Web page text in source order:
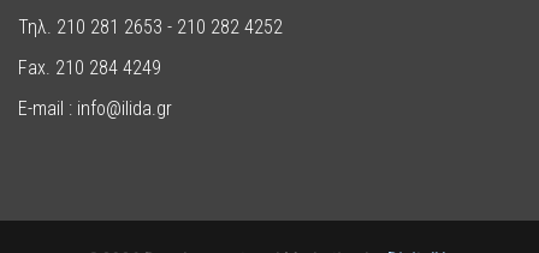
Τηλ. 210 281 2653 - 210 282 4252
Fax. 210 284 4249
E-mail : info@ilida.gr